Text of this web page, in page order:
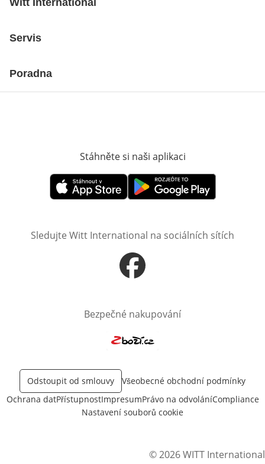
Witt International
Servis
Poradna
Stáhněte si naši aplikaci
Otevře v novém okněOtevře v novém okně
Sledujte Witt International na sociálních sítích
Otevře v novém okně
Bezpečné nakupování
Odstoupit od smlouvy
Všeobecné obchodní podmínky
Ochrana datPřístupnostImpresumPrávo na odvoláníCompliance
Nastavení souborů cookie
© 2026 WITT International